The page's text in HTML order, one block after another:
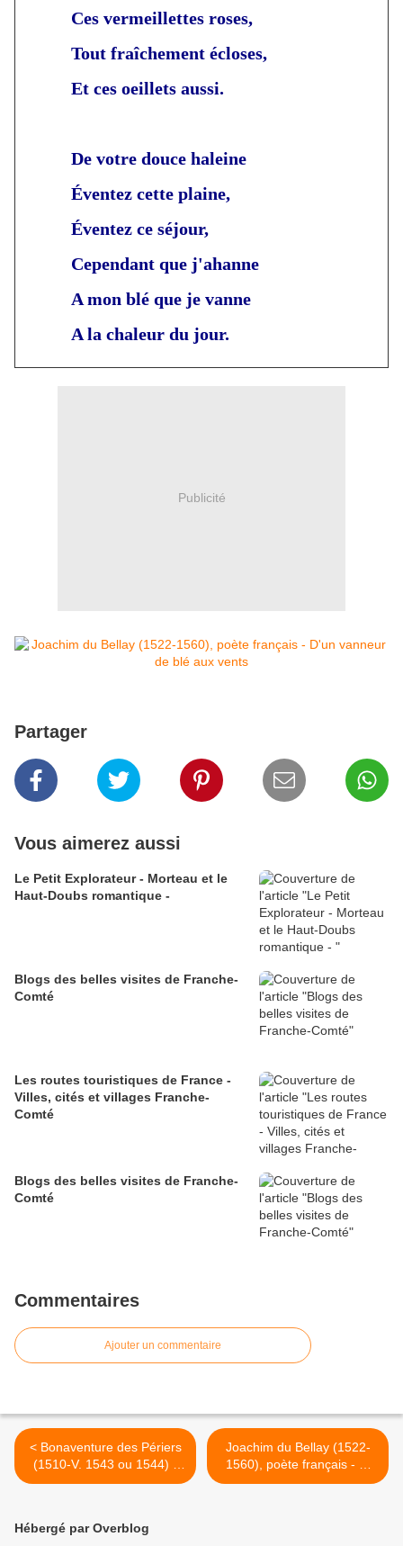
Ces vermeillettes roses,
Tout fraîchement écloses,
Et ces oeillets aussi.
De votre douce haleine
Éventez cette plaine,
Éventez ce séjour,
Cependant que j'ahanne
A mon blé que je vanne
A la chaleur du jour.
Publicité
Partager
Vous aimerez aussi
Le Petit Explorateur - Morteau et le
Haut-Doubs romantique -
Blogs des belles visites de Franche-
Comté
Les routes touristiques de France -
Villes, cités et villages Franche-
Comté
Blogs des belles visites de Franche-
Comté
Commentaires
Ajouter un commentaire
< Bonaventure des Périers
(1510-V. 1543 ou 1544) -
auteur de poésie - Un jour
Joachim du Bellay (1522-
1560), poète français - Si
fruits, raisins et blés, et
Hébergé par Overblog